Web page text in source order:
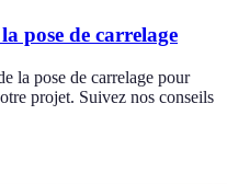
pose de carrelage
la pose de carrelage pour
projet. Suivez nos conseils